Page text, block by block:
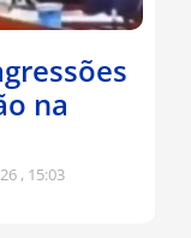
na
15:03